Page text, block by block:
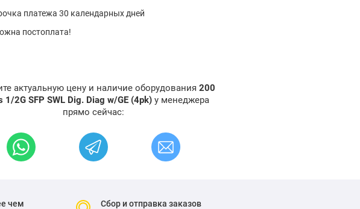
платежа 30 календарных дней
постоплата!
актуальную цену и наличие оборудования 200
1/2G SFP SWL Dig. Diag w/GE (4pk) у менеджера
прямо сейчас:
чем
Сбор и отправка заказов